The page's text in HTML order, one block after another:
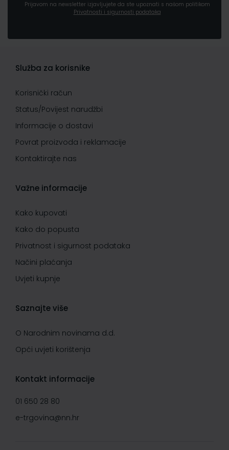
Prijavom na newsletter izjavljujete da ste upoznati s našom politikom
Privatnosti i sigurnosti podataka
Služba za korisnike
Korisnički račun
Status/Povijest narudžbi
Informacije o dostavi
Povrat proizvoda i reklamacije
Kontaktirajte nas
Važne informacije
Kako kupovati
Kako do popusta
Privatnost i sigurnost podataka
Načini plaćanja
Uvjeti kupnje
Saznajte više
O Narodnim novinama d.d.
Opći uvjeti korištenja
Kontakt informacije
01 650 28 80
e-trgovina@nn.hr